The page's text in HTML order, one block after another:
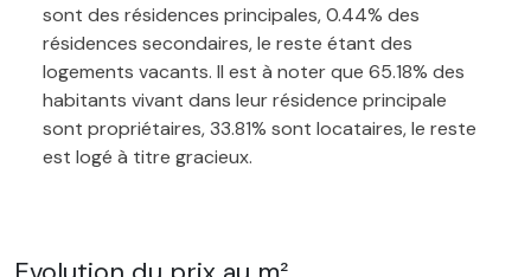
sont des résidences principales, 0.44% des
résidences secondaires, le reste étant des
logements vacants. Il est à noter que 65.18% des
habitants vivant dans leur résidence principale
sont propriétaires, 33.81% sont locataires, le reste
est logé à titre gracieux.